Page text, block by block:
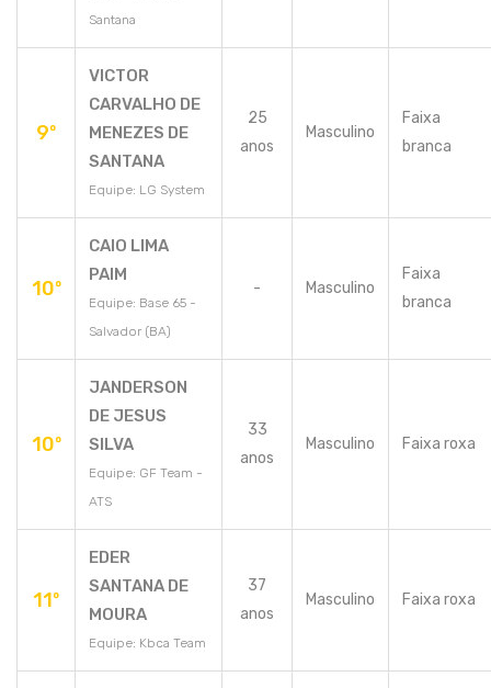
Santana
9º
VICTOR
CARVALHO DE
MENEZES DE
SANTANA
Equipe: LG System
25
anos
Masculino
Faixa
branca
10º
CAIO LIMA
PAIM
Equipe: Base 65 -
Salvador (BA)
- Masculino
Faixa
branca
10º
JANDERSON
DE JESUS
SILVA
Equipe: GF Team -
ATS
33
anos
Masculino Faixa roxa
11º
EDER
SANTANA DE
MOURA
Equipe: Kbca Team
37
anos
Masculino Faixa roxa